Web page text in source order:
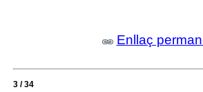
Enllaç
3 / 34